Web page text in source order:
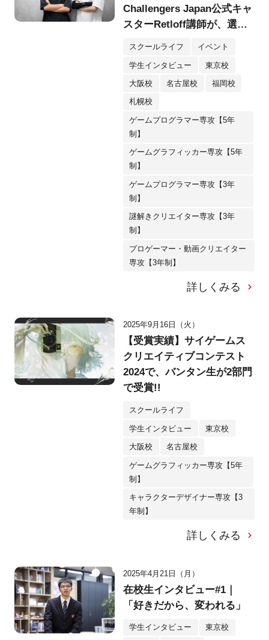
Challengers Japan公式キャ
スターRetloff講師が、選抜
ポイントとは？
スクールライフ イベント
学生インタビュー 東京校
大阪校 名古屋校 福岡校
札幌校
ゲームプログラマー専攻【5年
制】
ゲームグラフィッカー専攻【5年
制】
ゲームプログラマー専攻【3年
制】
謎解きクリエイター専攻【3年
制】
プロゲーマー・動画クリエイター
専攻【3年制】
詳しくみる
2025年9月16日（火）
【受賞実績】サイゲームス
クリエイティブコンテスト
2024で、バンタン生が2部門
で受賞!!
スクールライフ
学生インタビュー 東京校
大阪校 名古屋校
ゲームグラフィッカー専攻【5年
制】
キャラクターデザイナー専攻【3
年制】
詳しくみる
2025年4月21日（月）
在校生インタビュー#1｜
「好きだから、変われる」
学生インタビュー 東京校